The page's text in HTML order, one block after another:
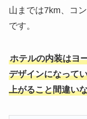
山までは7km、コ
です。
ホテルの内装はヨ
デザインになって
上がること間違い